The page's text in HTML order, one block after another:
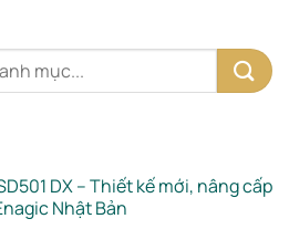
DX – Thiết kế mới, nâng cấp
Nhật Bản